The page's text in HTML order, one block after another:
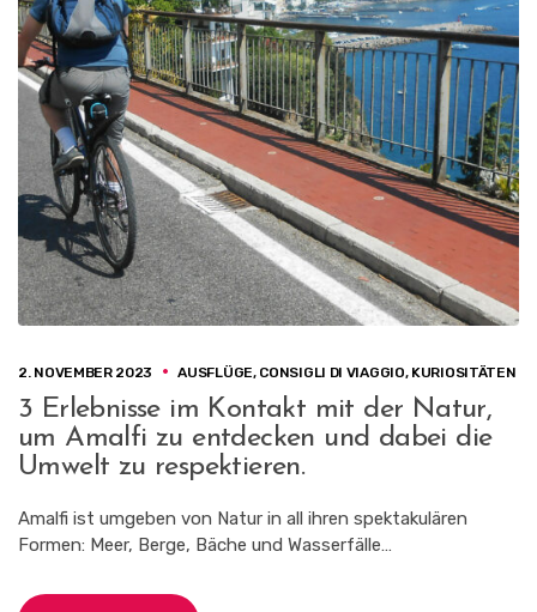
2. NOVEMBER 2023 AUSFLÜGE, CONSIGLI DI VIAGGIO, KURIOSITÄTEN
3 Erlebnisse im Kontakt mit der Natur,
um Amalfi zu entdecken und dabei die
Umwelt zu respektieren.
Amalfi ist umgeben von Natur in all ihren spektakulären
Formen: Meer, Berge, Bäche und Wasserfälle…